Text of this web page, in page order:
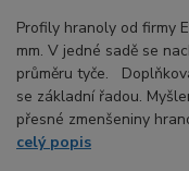
Profily hranoly od firmy
mm. V jedné sadě se
průměru tyče.
se základní řadou.
přesné zmenšeniny
celý popis